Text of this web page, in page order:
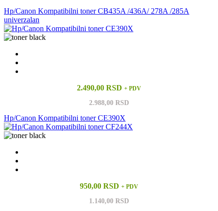
Hp/Canon Kompatibilni toner CB435A /436A/ 278A /285A
univerzalan
2.490,00 RSD + PDV
2.988,00 RSD
Hp/Canon Kompatibilni toner CE390X
950,00 RSD + PDV
1.140,00 RSD